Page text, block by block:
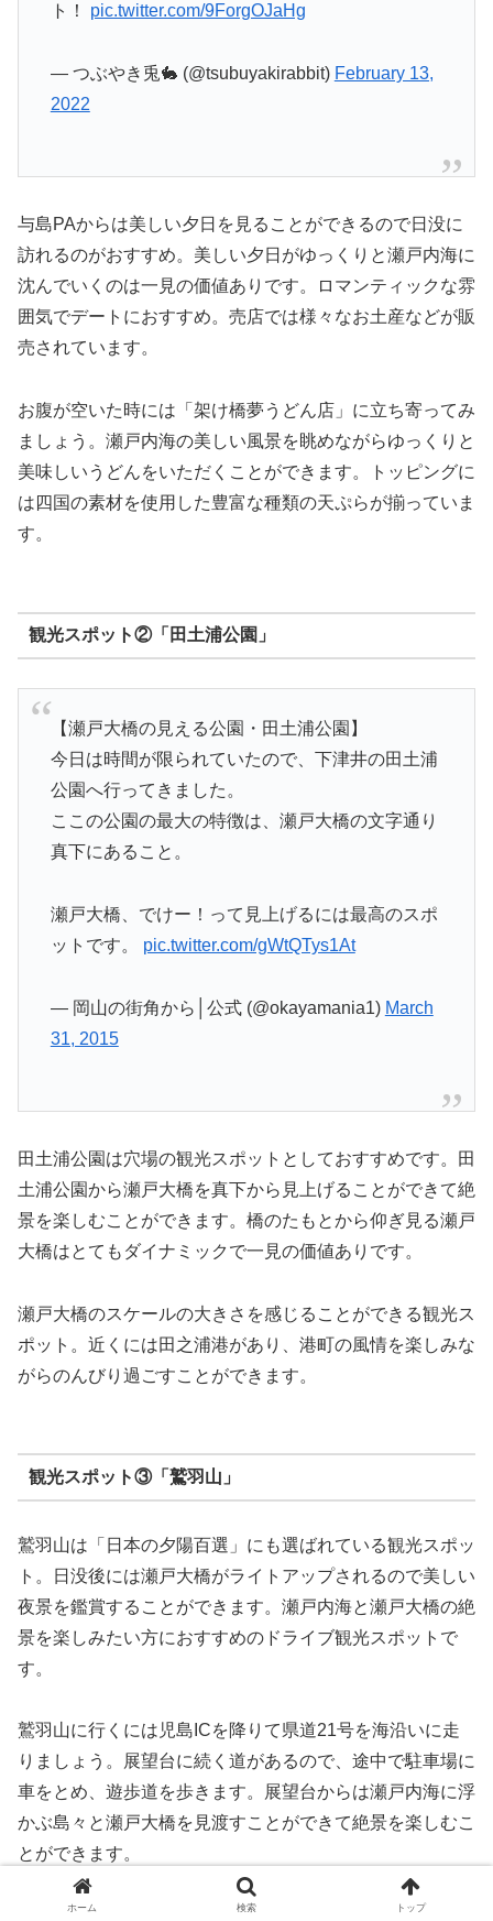
ト！ pic.twitter.com/9ForgOJaHg
— つぶやき兎🐇 (@tsubuyakirabbit) February 13,
2022
与島PAからは美しい夕日を見ることができるので日没に
訪れるのがおすすめ。美しい夕日がゆっくりと瀬戸内海に
沈んでいくのは一見の価値ありです。ロマンティックな雰
囲気でデートにおすすめ。売店では様々なお土産などが販
売されています。
お腹が空いた時には「架け橋夢うどん店」に立ち寄ってみ
ましょう。瀬戸内海の美しい風景を眺めながらゆっくりと
美味しいうどんをいただくことができます。トッピングに
は四国の素材を使用した豊富な種類の天ぷらが揃っていま
す。
観光スポット②「田土浦公園」
【瀬戸大橋の見える公園・田土浦公園】
今日は時間が限られていたので、下津井の田土浦
公園へ行ってきました。
ここの公園の最大の特徴は、瀬戸大橋の文字通り
真下にあること。
瀬戸大橋、でけー！って見上げるには最高のスポ
ットです。 pic.twitter.com/gWtQTys1At
— 岡山の街角から│公式 (@okayamania1) March
31, 2015
田土浦公園は穴場の観光スポットとしておすすめです。田
土浦公園から瀬戸大橋を真下から見上げることができて絶
景を楽しむことができます。橋のたもとから仰ぎ見る瀬戸
大橋はとてもダイナミックで一見の価値ありです。
瀬戸大橋のスケールの大きさを感じることができる観光ス
ポット。近くには田之浦港があり、港町の風情を楽しみな
がらのんびり過ごすことができます。
観光スポット③「鷲羽山」
鷲羽山は「日本の夕陽百選」にも選ばれている観光スポッ
ト。日没後には瀬戸大橋がライトアップされるので美しい
夜景を鑑賞することができます。瀬戸内海と瀬戸大橋の絶
景を楽しみたい方におすすめのドライブ観光スポットで
す。
鷲羽山に行くには児島ICを降りて県道21号を海沿いに走
りましょう。展望台に続く道があるので、途中で駐車場に
車をとめ、遊歩道を歩きます。展望台からは瀬戸内海に浮
かぶ島々と瀬戸大橋を見渡すことができて絶景を楽しむこ
とができます。
ホーム 検索 トップ